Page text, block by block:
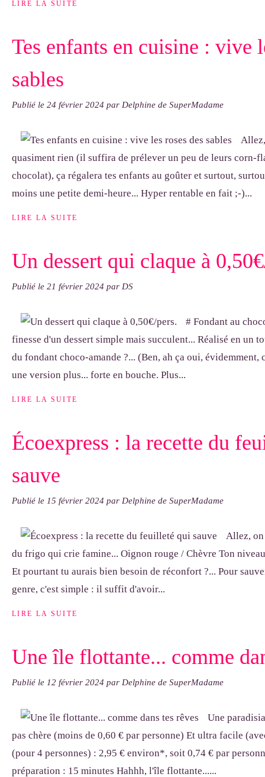
LIRE LA SUITE
Tes enfants en cuisine : vive
sables
Publié le 24 février 2024 par Delphine de SuperMadame
quasiment rien (il suffira de prélever un peu de leurs corn-
chocolat), ça régalera tes enfants au goûter et surtout,
moins une petite demi-heure... Hyper rentable en fait ;-)...
LIRE LA SUITE
Un dessert qui claque à
Publié le 21 février 2024 par DS
# Fondant au
finesse d'un dessert simple mais succulent... Réalisé en un
du fondant choco-amande ?... (Ben, ah ça oui,
une version plus... forte en bouche. Plus...
LIRE LA SUITE
Écoexpress : la recette du
sauve
Publié le 15 février 2024 par Delphine de SuperMadame
Allez,
du frigo qui crie famine... Oignon rouge / Chèvre Ton
Et pourtant tu aurais bien besoin de réconfort ?... Pour
genre, c'est simple : il suffit d'avoir...
LIRE LA SUITE
Une île flottante... comme
Publié le 12 février 2024 par Delphine de SuperMadame
Une
pas chère (moins de 0,60 € par personne) Et ultra facile
(pour 4 personnes) : 2,95 € environ*, soit 0,74 € par
préparation : 15 minutes Hahhh, l'île flottante......